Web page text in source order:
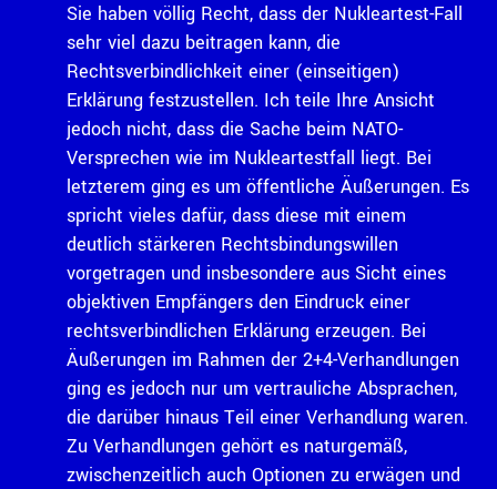
Sie haben völlig Recht, dass der Nukleartest-Fall
sehr viel dazu beitragen kann, die
Rechtsverbindlichkeit einer (einseitigen)
Erklärung festzustellen. Ich teile Ihre Ansicht
jedoch nicht, dass die Sache beim NATO-
Versprechen wie im Nukleartestfall liegt. Bei
letzterem ging es um öffentliche Äußerungen. Es
spricht vieles dafür, dass diese mit einem
deutlich stärkeren Rechtsbindungswillen
vorgetragen und insbesondere aus Sicht eines
objektiven Empfängers den Eindruck einer
rechtsverbindlichen Erklärung erzeugen. Bei
Äußerungen im Rahmen der 2+4-Verhandlungen
ging es jedoch nur um vertrauliche Absprachen,
die darüber hinaus Teil einer Verhandlung waren.
Zu Verhandlungen gehört es naturgemäß,
zwischenzeitlich auch Optionen zu erwägen und